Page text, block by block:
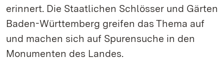
erinnert. Die Staatlichen Schlösser und Gärten
Baden-Württemberg greifen das Thema auf
und machen sich auf Spurensuche in den
Monumenten des Landes.